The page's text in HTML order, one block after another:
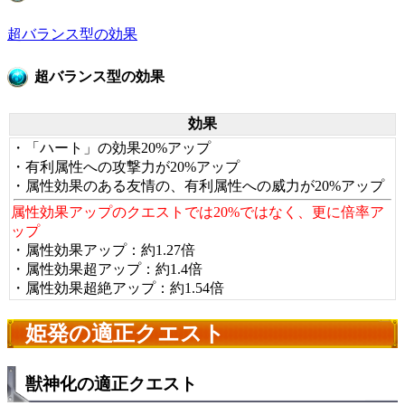
超バランス型の効果
超バランス型の効果
効果
・「ハート」の効果20%アップ
・有利属性への攻撃力が20%アップ
・属性効果のある友情の、有利属性への威力が20%アップ
属性効果アップのクエストでは20%ではなく、更に倍率ア
ップ
・属性効果アップ：約1.27倍
・属性効果超アップ：約1.4倍
・属性効果超絶アップ：約1.54倍
姫発の適正クエスト
獣神化の適正クエスト